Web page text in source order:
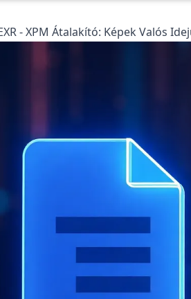
- XPM Átalakító: Képek Valós